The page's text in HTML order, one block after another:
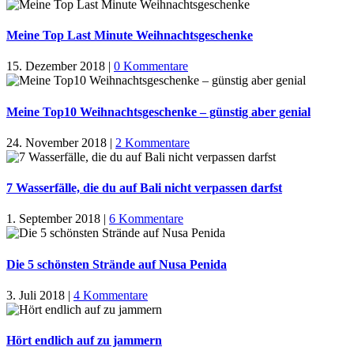
Meine Top Last Minute Weihnachtsgeschenke
15. Dezember 2018 | 0 Kommentare
Meine Top10 Weihnachtsgeschenke – günstig aber genial
24. November 2018 | 2 Kommentare
7 Wasserfälle, die du auf Bali nicht verpassen darfst
1. September 2018 6 Kommentare
Die 5 schönsten Strände auf Nusa Penida
3. Juli 2018 | 4 Kommentare
Hört endlich auf zu jammern